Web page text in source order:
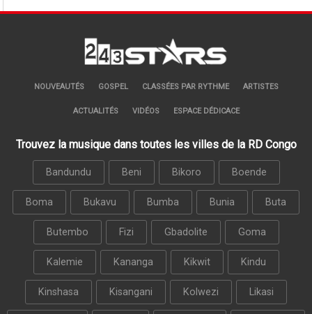
NOUVEAUTÉS GOSPEL CLASSÉES PAR RYTHME ARTISTES
ACTUALITÉS VIDÉOS ESPACE DÉDICACE
Trouvez la musique dans toutes les villes de la RD Congo
Bandundu Beni Bikoro Boende
Boma Bukavu Bumba Bunia Buta
Butembo Fizi Gbadolite Goma
Kalemie Kananga Kikwit Kindu
Kinshasa Kisangani Kolwezi Likasi